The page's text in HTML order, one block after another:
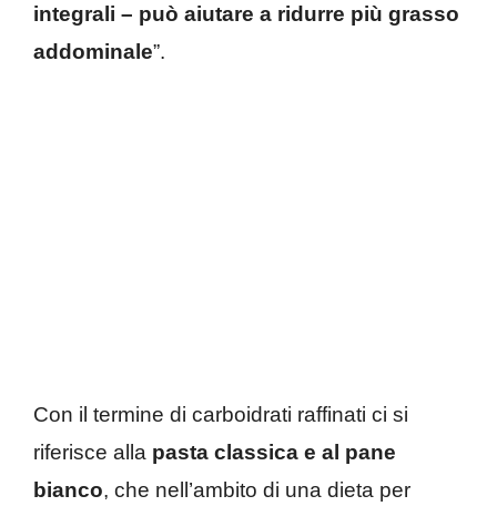
integrali – può aiutare a ridurre più grasso
addominale”.
Con il termine di carboidrati raffinati ci si
riferisce alla pasta classica e al pane
bianco, che nell’ambito di una dieta per